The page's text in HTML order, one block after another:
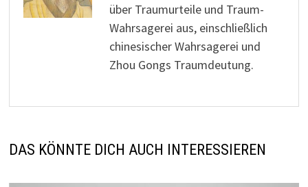
über Traumurteile und Traum-
Wahrsagerei aus, einschließlich
chinesischer Wahrsagerei und
Zhou Gongs Traumdeutung.
DAS KÖNNTE DICH AUCH INTERESSIEREN